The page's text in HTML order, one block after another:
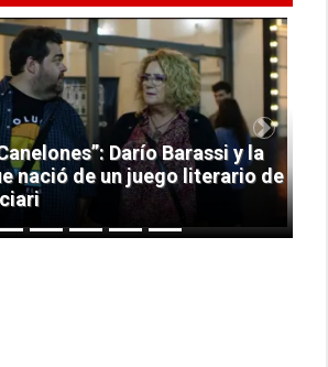
1
Darío Barassi y la
nació de un juego literario de
Next